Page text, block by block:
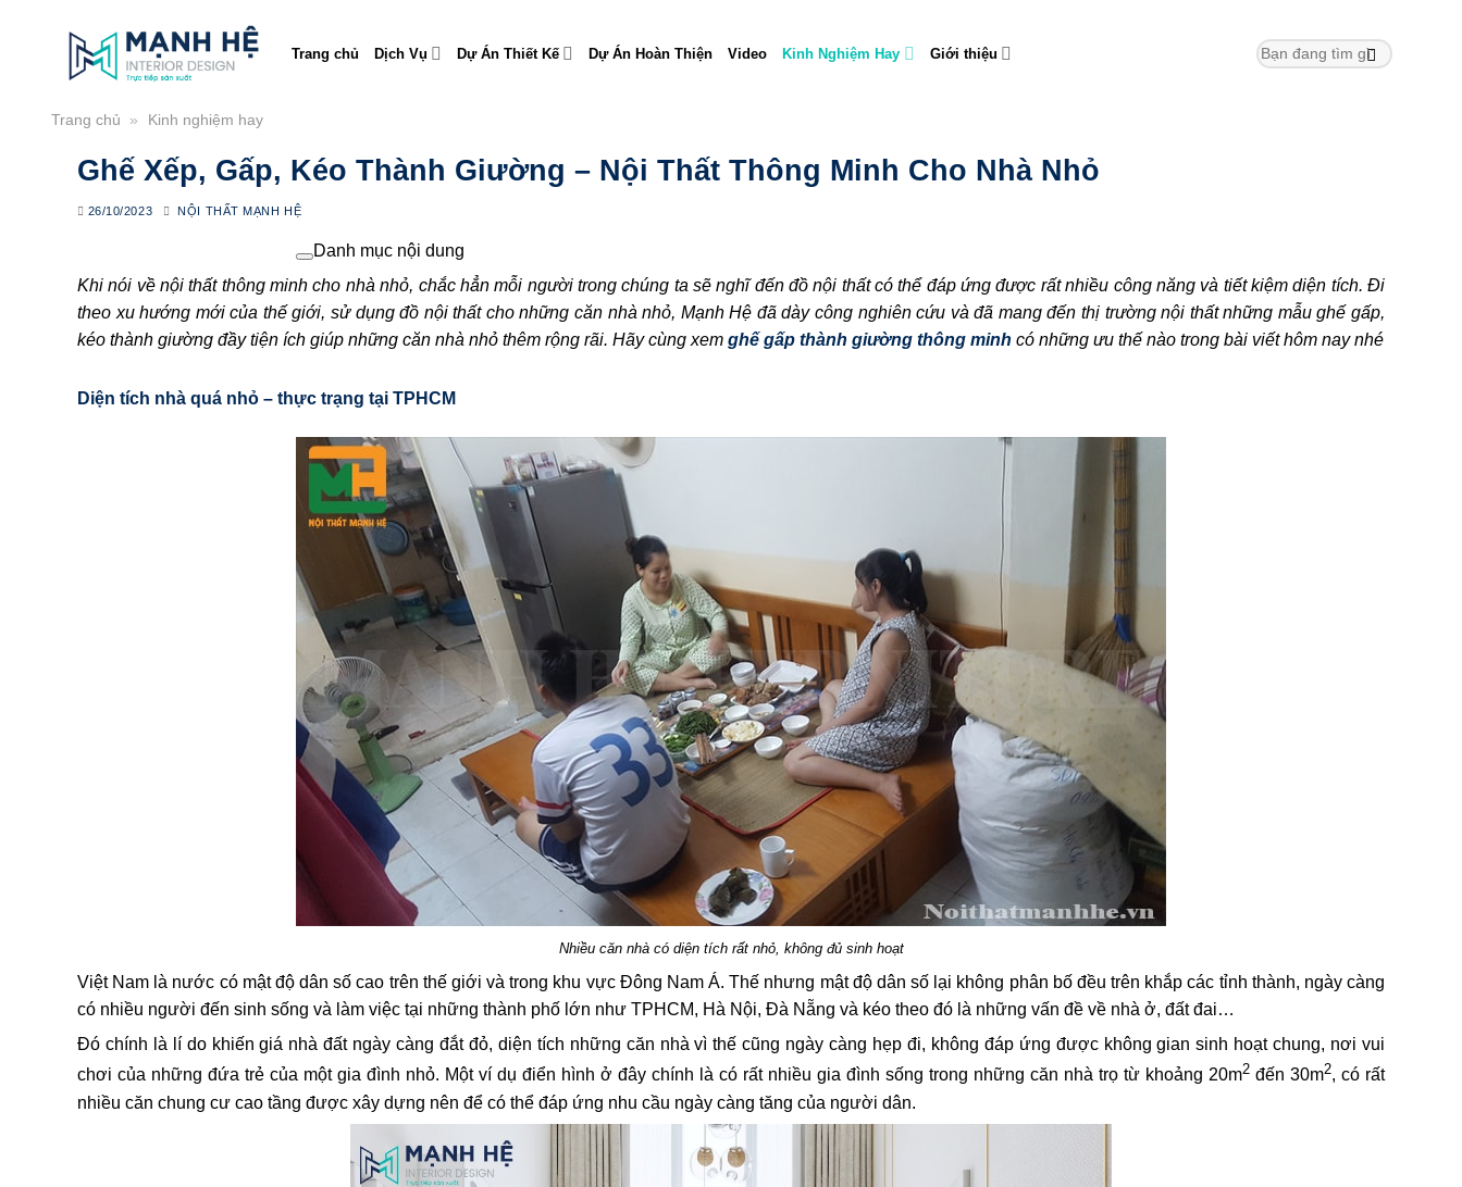
Trang chủ Dịch Vụ Dự Án Thiết Kế Dự Án Hoàn Thiện Video Kinh Nghiệm Hay Giới thiệu
Trang chủ » Kinh nghiệm hay
Ghế Xếp, Gấp, Kéo Thành Giường – Nội Thất Thông Minh Cho Nhà Nhỏ
26/10/2023 NỘI THẤT MẠNH HỆ
Danh mục nội dung
Khi nói về nội thất thông minh cho nhà nhỏ, chắc hẳn mỗi người trong chúng ta sẽ nghĩ đến đồ nội thất có thể đáp ứng được rất nhiều công năng và tiết kiệm diện tích. Đi
theo xu hướng mới của thế giới, sử dụng đồ nội thất cho những căn nhà nhỏ, Mạnh Hệ đã dày công nghiên cứu và đã mang đến thị trường nội thất những mẫu ghế gấp,
kéo thành giường đầy tiện ích giúp những căn nhà nhỏ thêm rộng rãi. Hãy cùng xem ghế gấp thành giường thông minh có những ưu thế nào trong bài viết hôm nay nhé
Diện tích nhà quá nhỏ – thực trạng tại TPHCM
Nhiều căn nhà có diện tích rất nhỏ, không đủ sinh hoạt
Việt Nam là nước có mật độ dân số cao trên thế giới và trong khu vực Đông Nam Á. Thế nhưng mật độ dân số lại không phân bố đều trên khắp các tỉnh thành, ngày càng
có nhiều người đến sinh sống và làm việc tại những thành phố lớn như TPHCM, Hà Nội, Đà Nẵng và kéo theo đó là những vấn đề về nhà ở, đất đai…
Đó chính là lí do khiến giá nhà đất ngày càng đắt đỏ, diện tích những căn nhà vì thế cũng ngày càng hẹp đi, không đáp ứng được không gian sinh hoạt chung, nơi vui
chơi của những đứa trẻ của một gia đình nhỏ. Một ví dụ điển hình ở đây chính là có rất nhiều gia đình sống trong những căn nhà trọ từ khoảng 20m2 đến 30m2, có rất
nhiều căn chung cư cao tầng được xây dựng nên để có thể đáp ứng nhu cầu ngày càng tăng của người dân.